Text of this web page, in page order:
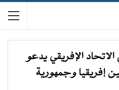
الإفريقي يدعو
إفريقيا وجمهورية